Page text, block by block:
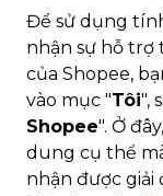
Để sử dụng
nhận sự hỗ
của Shopee,
vào mục "Tôi",
Shopee". Ở
dung cụ thể
nhận được giải